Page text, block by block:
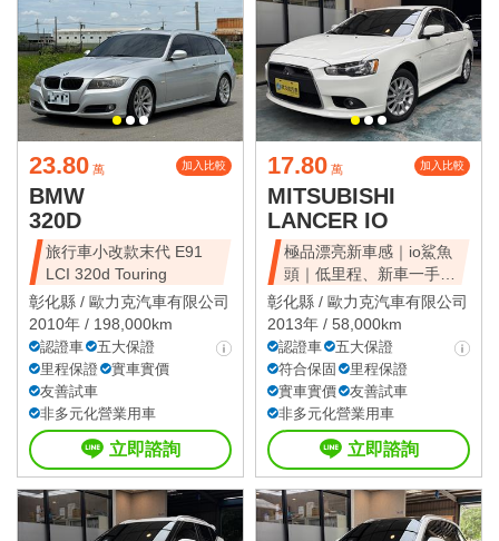
23.80 萬 加入比較
BMW
320D
旅行車小改款末代 E91
LCI 320d Touring
彰化縣 / 歐力克汽車有限公司
2010年 / 198,000km
認證車
五大保證
里程保證
實車實價
友善試車
非多元化營業用車
立即諮詢
17.80 萬 加入比較
MITSUBISHI
LANCER IO
極品漂亮新車感｜io鯊魚
頭｜低里程、新車一手、
全車原鈑件
彰化縣 / 歐力克汽車有限公司
2013年 / 58,000km
認證車
五大保證
符合保固
里程保證
實車實價
友善試車
非多元化營業用車
立即諮詢